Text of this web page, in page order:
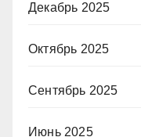
Декабрь 2025
Октябрь 2025
Сентябрь 2025
Июнь 2025